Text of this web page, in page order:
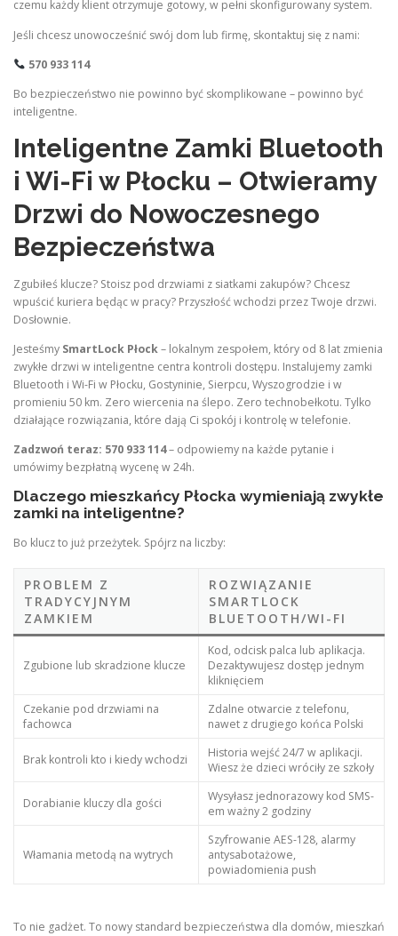
czemu każdy klient otrzymuje gotowy, w pełni skonfigurowany system.
Jeśli chcesz unowocześnić swój dom lub firmę, skontaktuj się z nami:
570 933 114
Bo bezpieczeństwo nie powinno być skomplikowane – powinno być
inteligentne.
Inteligentne Zamki Bluetooth
i Wi-Fi w Płocku – Otwieramy
Drzwi do Nowoczesnego
Bezpieczeństwa
Zgubiłeś klucze? Stoisz pod drzwiami z siatkami zakupów? Chcesz
wpuścić kuriera będąc w pracy? Przyszłość wchodzi przez Twoje drzwi.
Dosłownie.
Jesteśmy SmartLock Płock– lokalnym zespołem, który od 8 lat zmienia
zwykłe drzwi w inteligentne centra kontroli dostępu. Instalujemy zamki
Bluetooth i Wi-Fi w Płocku, Gostyninie, Sierpcu, Wyszogrodzie i w
promieniu 50 km. Zero wiercenia na ślepo. Zero technobełkotu. Tylko
działające rozwiązania, które dają Ci spokój i kontrolę w telefonie.
Zadzwoń teraz: 570 933 114– odpowiemy na każde pytanie i
umówimy bezpłatną wycenę w 24h.
Dlaczego mieszkańcy Płocka wymieniają zwykłe
zamki na inteligentne?
Bo klucz to już przeżytek. Spójrz na liczby:
PROBLEM Z
TRADYCYJNYM
ZAMKIEM
ROZWIĄZANIE
SMARTLOCK
BLUETOOTH/WI-FI
Zgubione lub skradzione klucze
Kod, odcisk palca lub aplikacja.
Dezaktywujesz dostęp jednym
kliknięciem
Czekanie pod drzwiami na
fachowca
Zdalne otwarcie z telefonu,
nawet z drugiego końca Polski
Brak kontroli kto i kiedy wchodzi
Historia wejść 24/7 w aplikacji.
Wiesz że dzieci wróciły ze szkoły
Dorabianie kluczy dla gości
Wysyłasz jednorazowy kod SMS-
em ważny 2 godziny
Włamania metodą na wytrych
Szyfrowanie AES-128, alarmy
antysabotażowe,
powiadomienia push
To nie gadżet. To nowy standard bezpieczeństwa dla domów, mieszkań